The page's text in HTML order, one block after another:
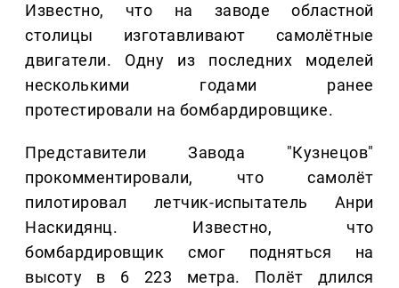
Известно, что на заводе областной
столицы изготавливают самолётные
двигатели. Одну из последних моделей
несколькими годами ранее
протестировали на бомбардировщике.
Представители Завода "Кузнецов"
прокомментировали, что самолёт
пилотировал летчик-испытатель Анри
Наскидянц. Известно, что
бомбардировщик смог подняться на
высоту в 6 223 метра. Полёт длился